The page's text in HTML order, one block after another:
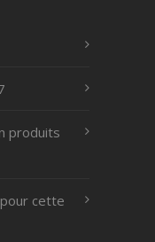
produits
cette